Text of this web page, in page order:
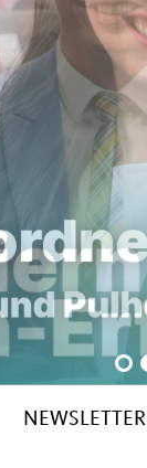
NEWSLETTER